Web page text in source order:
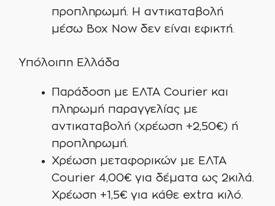
προπληρωμή. Η αντικαταβολή
μέσω Box Now δεν είναι εφικτή.
Υπόλοιπη Ελλάδα
Παράδοση με ΕΛΤΑ Courier και
πληρωμή παραγγελίας με
αντικαταβολή (χρέωση +2,50€) ή
προπληρωμή.
Χρέωση μεταφορικών με ΕΛΤΑ
Courier 4,00€ για δέματα ως 2κιλά.
Χρέωση +1,5€ για κάθε extra κιλό.